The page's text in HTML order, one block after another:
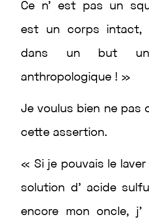
Ce n’ est pas un
est un corps intact,
dans un but
anthropologique ! »
Jevoulus bien ne pas
cette assertion.
« Si je pouvais le laver
solution d’ acide
encore mon oncle, j’